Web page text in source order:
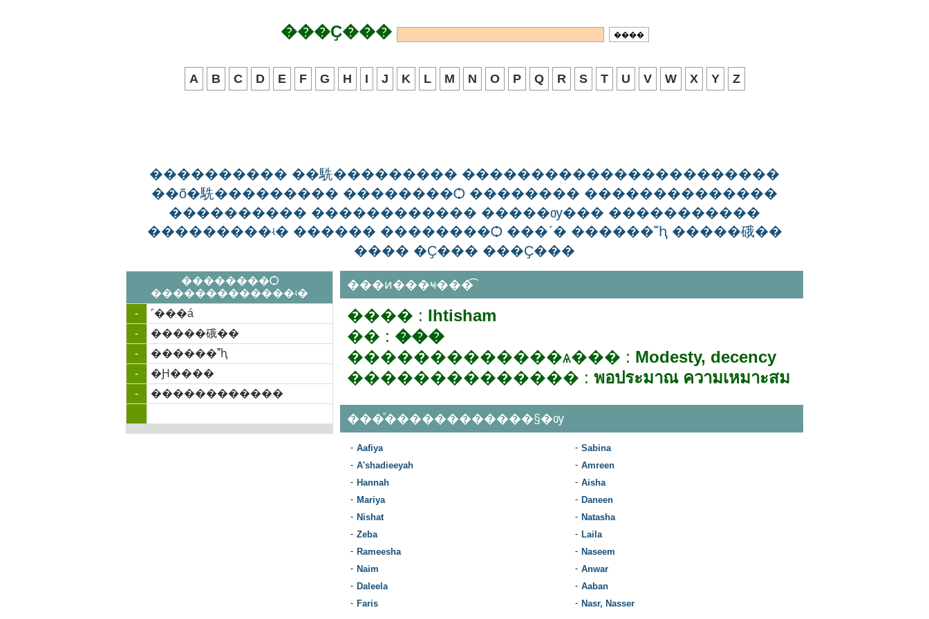
���Ҫ���
A B C D E F G H I J K L M N O P Q R S T U V W X Y Z
���������� ��駪��������� �����������������������
��õ�駪��������� ��������Ѻ �������� ��������������
���������� ������������ �����ѹ��� �����������
���������ʵ� ������ ��������Ѻ ���ʹ� ������˭ԧ �����硪��
���� �Ҫ��� ���Ҫ���
��������Ѻ
�������������ʵ�
-
˹���á
-
�����硪��
-
������˭ԧ
-
�Ԩ����
-
������������
���ͷ���ҹ���͡
���� : Ihtisham
�� : ���
�������������ѧ��� : Modesty, decency
�������������� : พอประมาณ ความเหมาะสม
���ͤ������������§�ѹ
- Aafiya - Sabina
- A'shadieeyah - Amreen
- Hannah - Aisha
- Mariya - Daneen
- Nishat - Natasha
- Zeba - Laila
- Rameesha - Naseem
- Naim - Anwar
- Daleela - Aaban
- Faris - Nasr, Nasser